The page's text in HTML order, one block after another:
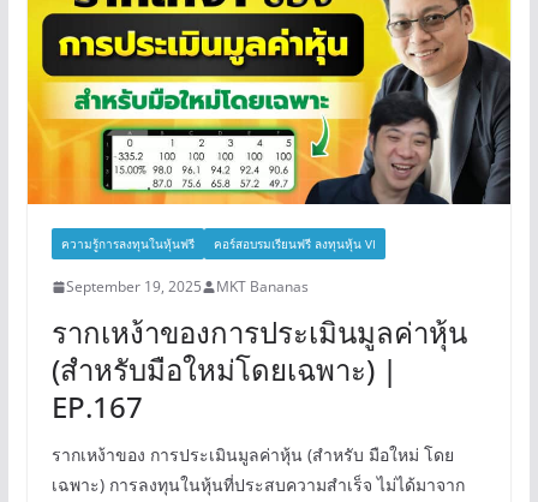
ความรู้การลงทุนในหุ้นฟรี คอร์สอบรมเรียนฟรี ลงทุนหุ้น VI
September 19, 2025 MKT Bananas
รากเหง้าของการประเมินมูลค่าหุ้น
(สำหรับมือใหม่โดยเฉพาะ) |
EP.167
รากเหง้าของ การประเมินมูลค่าหุ้น (สำหรับ มือใหม่ โดย
เฉพาะ) การลงทุนในหุ้นที่ประสบความสำเร็จ ไม่ได้มาจาก